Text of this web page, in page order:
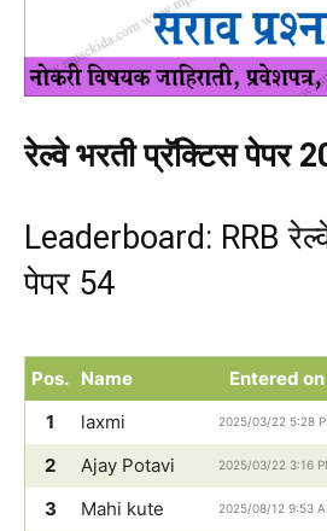
रेल्वे भरती प्रॅक्टिस पेपर
Leaderboard: RRB
पेपर 54
Pos. Name Entered on
1
laxmi 2025/03/22 5:28
2
Ajay Potavi 2025/03/22 3:16
3
Mahi kute 2025/08/12 9:53